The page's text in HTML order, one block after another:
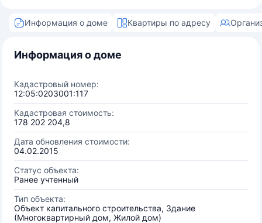
Информация о доме Квартиры по адресу
Информация о доме
Кадастровый номер:
12:05:0203001:117
Кадастровая стоимость:
178 202 204,8
Дата обновления стоимости:
04.02.2015
Статус объекта:
Ранее учтенный
Тип объекта:
Объект капитального строительства, Здание
(Многоквартирный дом, Жилой дом)